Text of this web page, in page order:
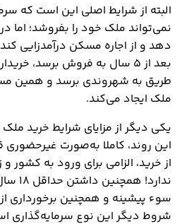
نمی‌تواند ملک خود را بفروشد؛ اما
دهد و از اجاره مسکن درآمدزایی
بعد از ۵ سال به فروش برسد،
طریق به شهروندی برسد و همین
ملک ایجاد می‌کند.
یکی دیگر از مزایای شرایط خرید
این روند، کاملا به‌صورت
از خرید، الزامی برای ورود به
سوء پیشینه و همچنین برخورداری
شروط دیگر این نوع سرمایه‌گذاری